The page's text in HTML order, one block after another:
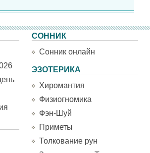
СОННИК
Сонник онлайн
ЭЗОТЕРИКА
Хиромантия
Физиогномика
Фэн-Шуй
Приметы
Толкование рун